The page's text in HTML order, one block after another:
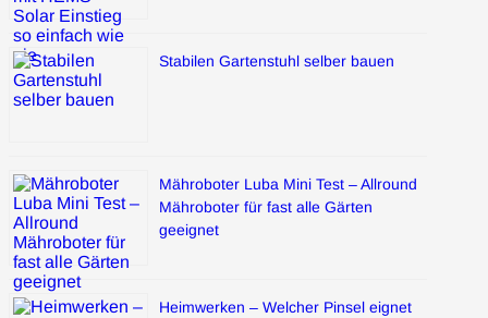
Stabilen Gartenstuhl selber bauen
Mähroboter Luba Mini Test – Allround
Mähroboter für fast alle Gärten
geeignet
Heimwerken – Welcher Pinsel eignet